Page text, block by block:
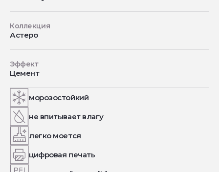
Коллекция
Астеро
Эффект
Цемент
морозостойкий
не впитывает влагу
легко моется
цифровая печать